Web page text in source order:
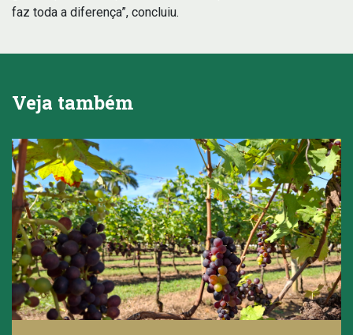
faz toda a diferença”, concluiu.
Veja também